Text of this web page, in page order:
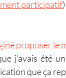
participatif)
proposer le
j'avais été
que ça